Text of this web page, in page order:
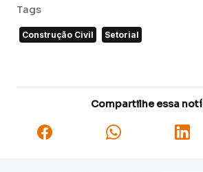
Tags
Construção Civil Setorial
Compartilhe essa